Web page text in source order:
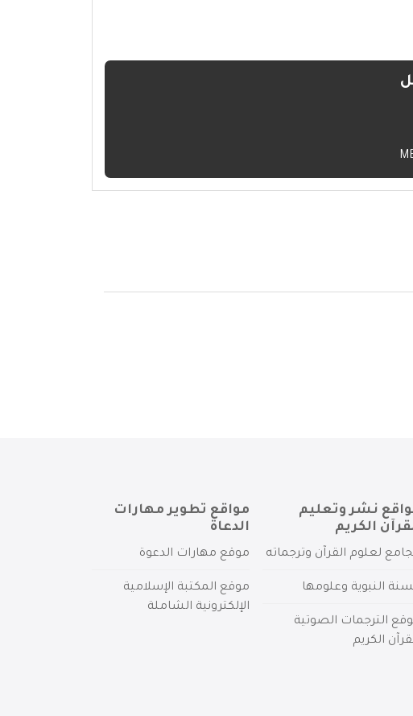
نشر وتعليم
الكريم
لعلوم القرآن وترجماته
النبوية وعلومها
الترجمات الصوتية
الكريم
مواقع تطوير مهارات
الدعاة
موقع مهارات الدعوة
موقع المكتبة الإسلامية
الإلكترونية الشاملة